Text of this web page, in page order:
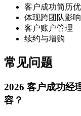
客户成功简历
体现跨团队影
客户账户管理
续约与增购
常见问题
2026 客户成功经
容？